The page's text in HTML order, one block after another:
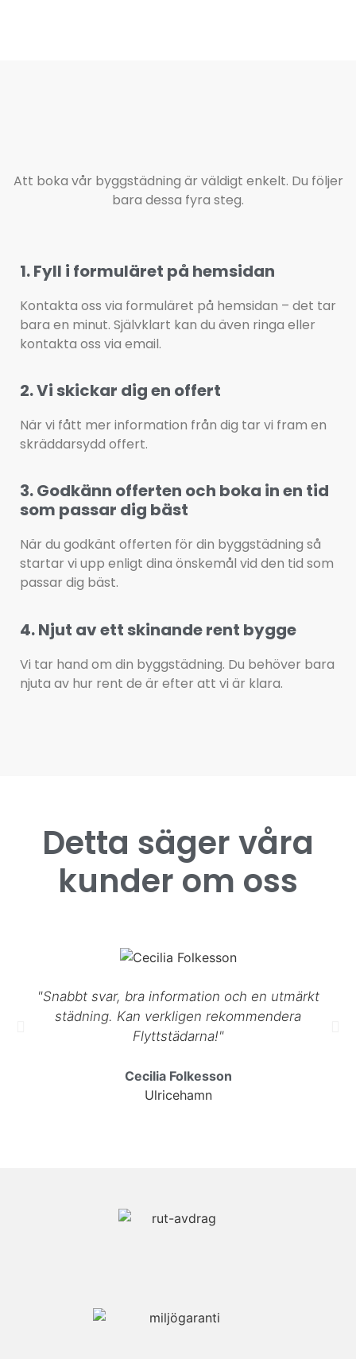
Att boka vår byggstädning är väldigt enkelt. Du följer
bara dessa fyra steg.
1. Fyll i formuläret på hemsidan
Kontakta oss via formuläret på hemsidan – det tar
bara en minut. Självklart kan du även ringa eller
kontakta oss via email.
2. Vi skickar dig en offert
När vi fått mer information från dig tar vi fram en
skräddarsydd offert.
3. Godkänn offerten och boka in en tid
som passar dig bäst
När du godkänt offerten för din byggstädning så
startar vi upp enligt dina önskemål vid den tid som
passar dig bäst.
4. Njut av ett skinande rent bygge
Vi tar hand om din byggstädning. Du behöver bara
njuta av hur rent de är efter att vi är klara.
Detta säger våra
kunder om oss
"Snabbt svar, bra information och en utmärkt
städning. Kan verkligen rekommendera
Flyttstädarna!"
Cecilia Folkesson
Ulricehamn